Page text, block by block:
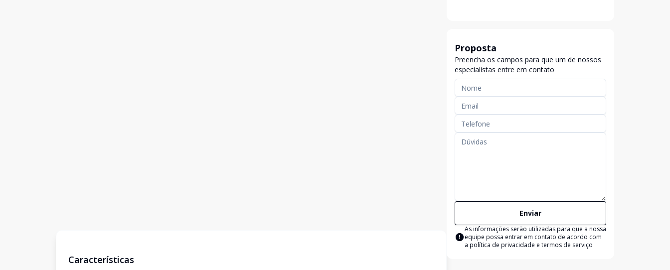
Características
Proposta
Preencha os campos para que um de nossos
especialistas entre em contato
Enviar
As informações serão utilizadas para que a nossa
equipe possa entrar em contato de acordo com
a política de privacidade e termos de serviço